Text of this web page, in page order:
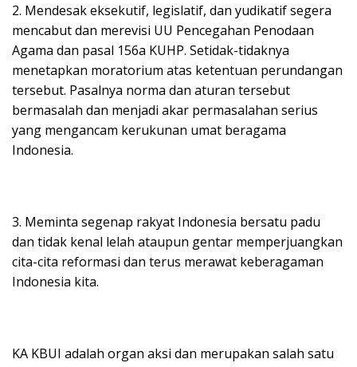
2. Mendesak eksekutif, legislatif, dan yudikatif segera
mencabut dan merevisi UU Pencegahan Penodaan
Agama dan pasal 156a KUHP. Setidak-tidaknya
menetapkan moratorium atas ketentuan perundangan
tersebut. Pasalnya norma dan aturan tersebut
bermasalah dan menjadi akar permasalahan serius
yang mengancam kerukunan umat beragama
Indonesia.
3. Meminta segenap rakyat Indonesia bersatu padu
dan tidak kenal lelah ataupun gentar memperjuangkan
cita-cita reformasi dan terus merawat keberagaman
Indonesia kita.
KA KBUI adalah organ aksi dan merupakan salah satu